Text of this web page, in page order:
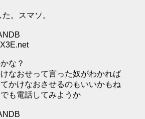
。スマソ。
な？
なおせって言った奴がわかれば
かけなおさせるのもいいかもね
も電話してみようか